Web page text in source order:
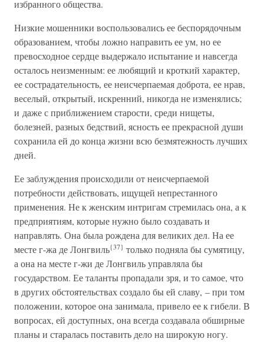
избранного общества.
Низкие мошенники воспользовались ее беспорядочным
образованием, чтобы ложно направить ее ум, но ее
превосходное сердце выдержало испытание и навсегда
осталось неизменным: ее любящий и кроткий характер,
ее сострадательность, ее неисчерпаемая доброта, ее нрав,
веселый, открытый, искренний, никогда не изменялись;
и даже с приближением старости, среди нищеты,
болезней, разных бедствий, ясность ее прекрасной души
сохранила ей до конца жизни всю безмятежность лучших
дней.
Ее заблуждения происходили от неисчерпаемой
потребности действовать, ищущей непрестанного
применения. Не к женским интригам стремилась она, а к
предприятиям, которые нужно было создавать и
направлять. Она была рождена для великих дел. На ее
месте г-жа де Лонгвиль{37} только подняла бы сумятицу,
а она на месте г-жи де Лонгвиль управляла бы
государством. Ее таланты пропадали зря, и то самое, что
в других обстоятельствах создало бы ей славу, – при том
положении, которое она занимала, привело ее к гибели. В
вопросах, ей доступных, она всегда создавала обширные
планы и старалась поставить дело на широкую ногу.